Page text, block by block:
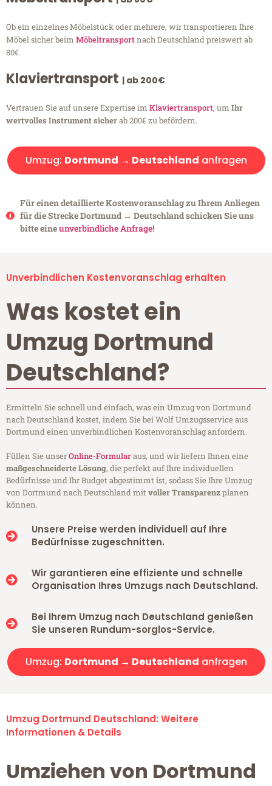
Ob ein einzelnes Möbelstück oder mehrere, wir transportieren Ihre
Möbel sicher beim Möbeltransportnach Deutschland preiswert ab
80€.
Klaviertransport | ab 200€
Vertrauen Sie auf unsere Expertise im Klaviertransport, um Ihr
wertvolles Instrument sicherab 200€ zu befördern.
Umzug: Dortmund → Deutschland anfragen
Für einen detaillierte Kostenvoranschlag zu Ihrem Anliegen
für die Strecke Dortmund → Deutschland schicken Sie uns
bitte eineunverbindliche Anfrage!
Unverbindlichen Kostenvoranschlag erhalten
Was kostet ein
Umzug Dortmund
Deutschland?
Ermitteln Sie schnell und einfach, was ein Umzug von Dortmund
nach Deutschland kostet, indem Sie bei Wolf Umzugsservice aus
Dortmund einen unverbindlichen Kostenvoranschlag anfordern.
Füllen Sie unserOnline-Formularaus, und wir liefern Ihnen eine
maßgeschneiderte Lösung, die perfekt auf Ihre individuellen
Bedürfnisse und Ihr Budget abgestimmt ist, sodass Sie Ihre Umzug
von Dortmund nach Deutschland mitvoller Transparenzplanen
können.
Unsere Preise werden individuell auf Ihre
Bedürfnisse zugeschnitten.
Wir garantieren eine effiziente und schnelle
Organisation Ihres Umzugs nach Deutschland.
Bei Ihrem Umzug nach Deutschland genießen
Sie unseren Rundum-sorglos-Service.
Umzug: Dortmund → Deutschland anfragen
Umzug Dortmund Deutschland: Weitere
Informationen & Details
Umziehen von Dortmund